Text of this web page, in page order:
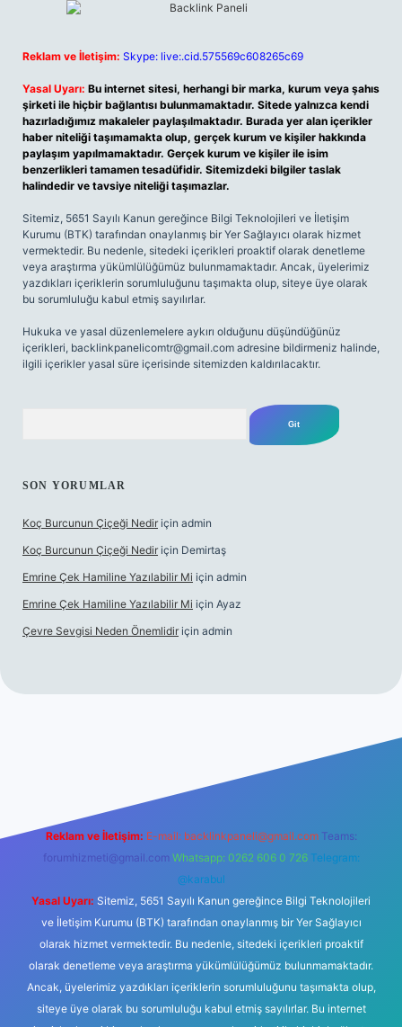
Reklam ve İletişim: Skype: live:.cid.575569c608265c69
Yasal Uyarı: Bu internet sitesi, herhangi bir marka, kurum veya şahıs
şirketi ile hiçbir bağlantısı bulunmamaktadır. Sitede yalnızca kendi
hazırladığımız makaleler paylaşılmaktadır. Burada yer alan içerikler
haber niteliği taşımamakta olup, gerçek kurum ve kişiler hakkında
paylaşım yapılmamaktadır. Gerçek kurum ve kişiler ile isim
benzerlikleri tamamen tesadüfidir. Sitemizdeki bilgiler taslak
halindedir ve tavsiye niteliği taşımazlar.
Sitemiz, 5651 Sayılı Kanun gereğince Bilgi Teknolojileri ve İletişim
Kurumu (BTK) tarafından onaylanmış bir Yer Sağlayıcı olarak hizmet
vermektedir. Bu nedenle, sitedeki içerikleri proaktif olarak denetleme
veya araştırma yükümlülüğümüz bulunmamaktadır. Ancak, üyelerimiz
yazdıkları içeriklerin sorumluluğunu taşımakta olup, siteye üye olarak
bu sorumluluğu kabul etmiş sayılırlar.
Hukuka ve yasal düzenlemelere aykırı olduğunu düşündüğünüz
içerikleri, backlinkpanelicomtr@gmail.com adresine bildirmeniz halinde,
ilgili içerikler yasal süre içerisinde sitemizden kaldırılacaktır.
SON YORUMLAR
Koç Burcunun Çiçeği Nedir için admin
Koç Burcunun Çiçeği Nedir için Demirtaş
Emrine Çek Hamiline Yazılabilir Mi için admin
Emrine Çek Hamiline Yazılabilir Mi için Ayaz
Çevre Sevgisi Neden Önemlidir için admin
Reklam ve İletişim: E-mail: backlinkpaneli@gmail.com Teams:
forumhizmeti@gmail.com Whatsapp: 0262 606 0 726 Telegram:
@karabul
Yasal Uyarı: Sitemiz, 5651 Sayılı Kanun gereğince Bilgi Teknolojileri
ve İletişim Kurumu (BTK) tarafından onaylanmış bir Yer Sağlayıcı
olarak hizmet vermektedir. Bu nedenle, sitedeki içerikleri proaktif
olarak denetleme veya araştırma yükümlülüğümüz bulunmamaktadır.
Ancak, üyelerimiz yazdıkları içeriklerin sorumluluğunu taşımakta olup,
siteye üye olarak bu sorumluluğu kabul etmiş sayılırlar. Bu internet